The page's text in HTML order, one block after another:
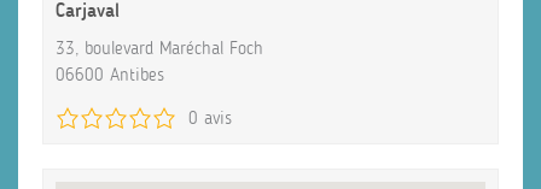
Carjaval
33, boulevard Maréchal Foch
06600 Antibes
0 avis